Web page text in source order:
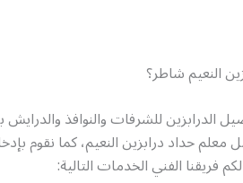
النعيم شاطر؟
الدرابزين للشرفات والنوافذ والدرايش
معلم حداد درابزين النعيم، كما نقوم
فريقنا الفني الخدمات التالية: